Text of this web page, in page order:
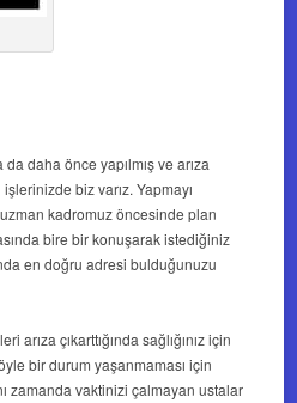
daha önce yapılmış ve arıza
biz varız. Yapmayı
kadromuz öncesinde plan
bire bir konuşarak istediğiniz
en doğru adresi bulduğunuzu
arıza çıkarttığında sağlığınız için
bir durum yaşanmaması için
zamanda vaktinizi çalmayan ustalar